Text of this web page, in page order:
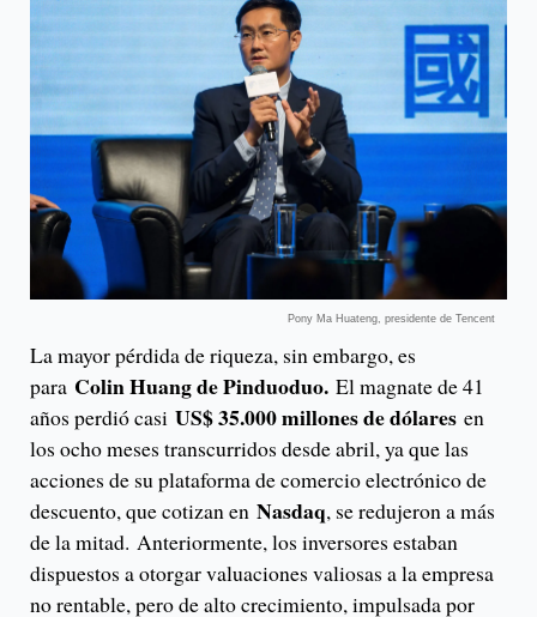
Pony Ma Huateng, presidente de Tencent
La mayor pérdida de riqueza, sin embargo, es
para Colin Huang de Pinduoduo. El magnate de 41
años perdió casi US$ 35.000 millones de dólares en
los ocho meses transcurridos desde abril, ya que las
acciones de su plataforma de comercio electrónico de
descuento, que cotizan en Nasdaq, se redujeron a más
de la mitad. Anteriormente, los inversores estaban
dispuestos a otorgar valuaciones valiosas a la empresa
no rentable, pero de alto crecimiento, impulsada por